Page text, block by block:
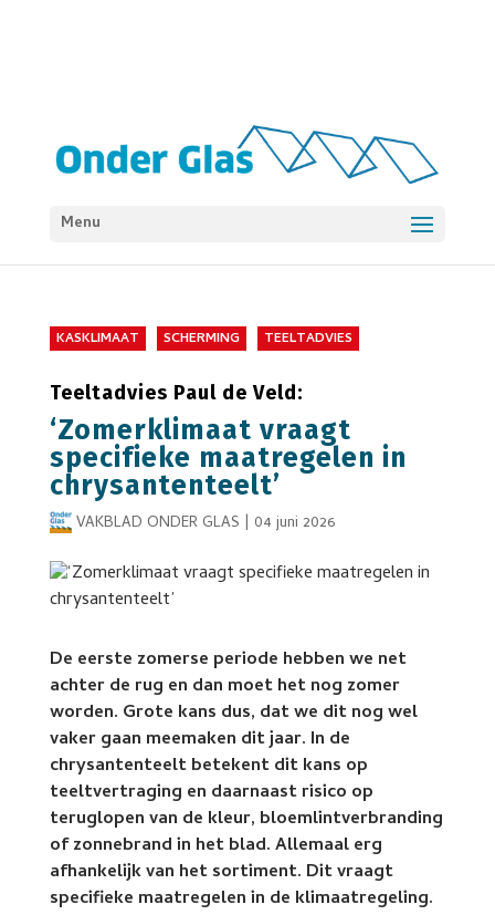
Menu
KASKLIMAAT SCHERMING TEELTADVIES
Teeltadvies Paul de Veld:
‘Zomerklimaat vraagt
specifieke maatregelen in
chrysantenteelt’
VAKBLAD ONDER GLAS | 04 juni 2026
De eerste zomerse periode hebben we net
achter de rug en dan moet het nog zomer
worden. Grote kans dus, dat we dit nog wel
vaker gaan meemaken dit jaar. In de
chrysantenteelt betekent dit kans op
teeltvertraging en daarnaast risico op
teruglopen van de kleur, bloemlintverbranding
of zonnebrand in het blad. Allemaal erg
afhankelijk van het sortiment. Dit vraagt
specifieke maatregelen in de klimaatregeling.